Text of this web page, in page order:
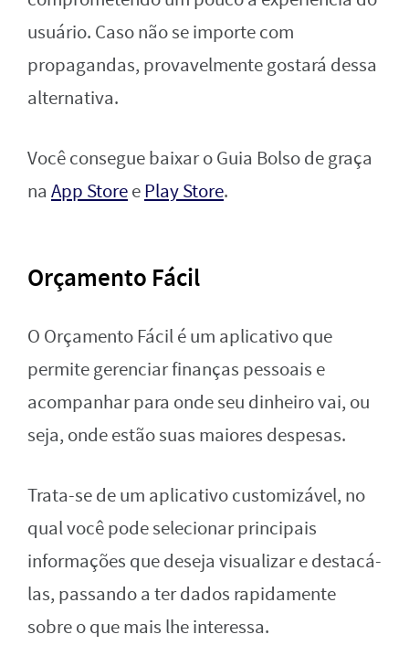
usuário. Caso não se importe com
propagandas, provavelmente gostará dessa
alternativa.
Você consegue baixar o Guia Bolso de graça
na App StoreePlay Store.
Orçamento Fácil
O Orçamento Fácil é um aplicativo que
permite gerenciar finanças pessoais e
acompanhar para onde seu dinheiro vai, ou
seja, onde estão suas maiores despesas.
Trata-se de um aplicativo customizável, no
qual você pode selecionar principais
informações que deseja visualizar e destacá-
las, passando a ter dados rapidamente
sobre o que mais lhe interessa.